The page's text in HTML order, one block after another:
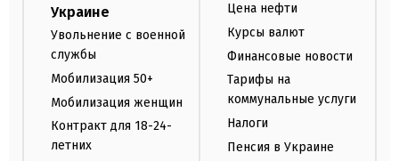
Украине
Увольнение с военной
службы
Мобилизация 50+
Мобилизация женщин
Контракт для 18-24-
летних
Цена нефти
Курсы валют
Финансовые новости
Тарифы на
коммунальные услуги
Налоги
Пенсия в Украине